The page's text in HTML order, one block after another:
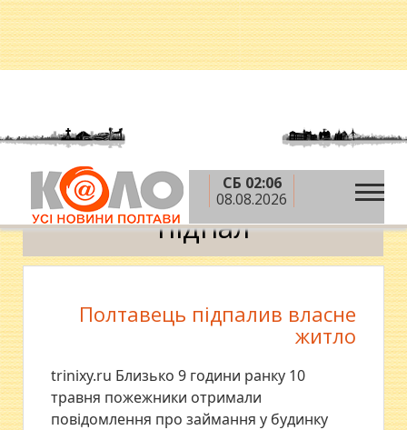
СБ 02:06
08.08.2026
Головна » підпал
підпал
Полтавець підпалив власне
житло
trinixy.ru Близько 9 години ранку 10
травня пожежники отримали
повідомлення про займання у будинку